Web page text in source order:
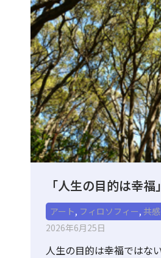
「人生の目的は幸
アート, フィロソフィー, 共感
2026年6月25日
人生の目的は幸福ではな